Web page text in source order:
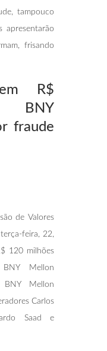
tampouco
apresentarão
frisando
R$
BNY
fraude
de Valores
feira, 22,
120 milhões
Mellon
BNY Mellon
Carlos
Saad e